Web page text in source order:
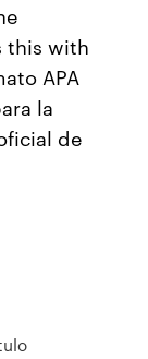
this with
APA
la
de